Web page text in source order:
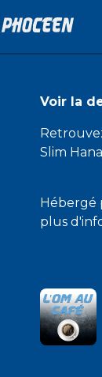
Voir la
Slim
Hébergé
plus